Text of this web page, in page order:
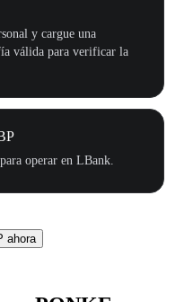
y cargue una
válida para verificar la
operar en LBank.
ahora